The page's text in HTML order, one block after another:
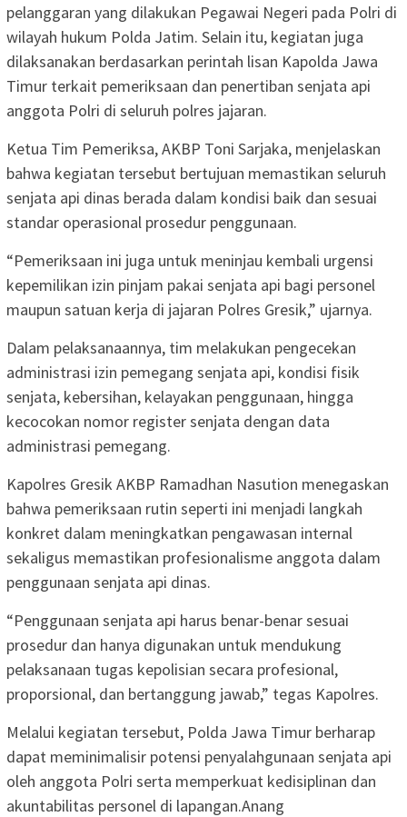
pelanggaran yang dilakukan Pegawai Negeri pada Polri di
wilayah hukum Polda Jatim. Selain itu, kegiatan juga
dilaksanakan berdasarkan perintah lisan Kapolda Jawa
Timur terkait pemeriksaan dan penertiban senjata api
anggota Polri di seluruh polres jajaran.
Ketua Tim Pemeriksa, AKBP Toni Sarjaka, menjelaskan
bahwa kegiatan tersebut bertujuan memastikan seluruh
senjata api dinas berada dalam kondisi baik dan sesuai
standar operasional prosedur penggunaan.
“Pemeriksaan ini juga untuk meninjau kembali urgensi
kepemilikan izin pinjam pakai senjata api bagi personel
maupun satuan kerja di jajaran Polres Gresik,” ujarnya.
Dalam pelaksanaannya, tim melakukan pengecekan
administrasi izin pemegang senjata api, kondisi fisik
senjata, kebersihan, kelayakan penggunaan, hingga
kecocokan nomor register senjata dengan data
administrasi pemegang.
Kapolres Gresik AKBP Ramadhan Nasution menegaskan
bahwa pemeriksaan rutin seperti ini menjadi langkah
konkret dalam meningkatkan pengawasan internal
sekaligus memastikan profesionalisme anggota dalam
penggunaan senjata api dinas.
“Penggunaan senjata api harus benar-benar sesuai
prosedur dan hanya digunakan untuk mendukung
pelaksanaan tugas kepolisian secara profesional,
proporsional, dan bertanggung jawab,” tegas Kapolres.
Melalui kegiatan tersebut, Polda Jawa Timur berharap
dapat meminimalisir potensi penyalahgunaan senjata api
oleh anggota Polri serta memperkuat kedisiplinan dan
akuntabilitas personel di lapangan.Anang